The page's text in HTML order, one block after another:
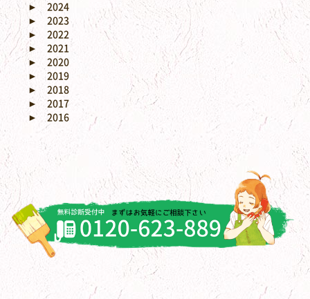
►
2024
►
2023
►
2022
►
2021
►
2020
►
2019
►
2018
►
2017
►
2016